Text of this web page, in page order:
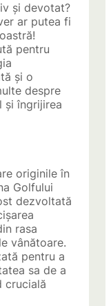
și devotat?
ar putea fi
pentru
și o
despre
și îngrijirea
originile în
Golfului
dezvoltată
rasa
vânătoare.
pentru a
sa de a
crucială